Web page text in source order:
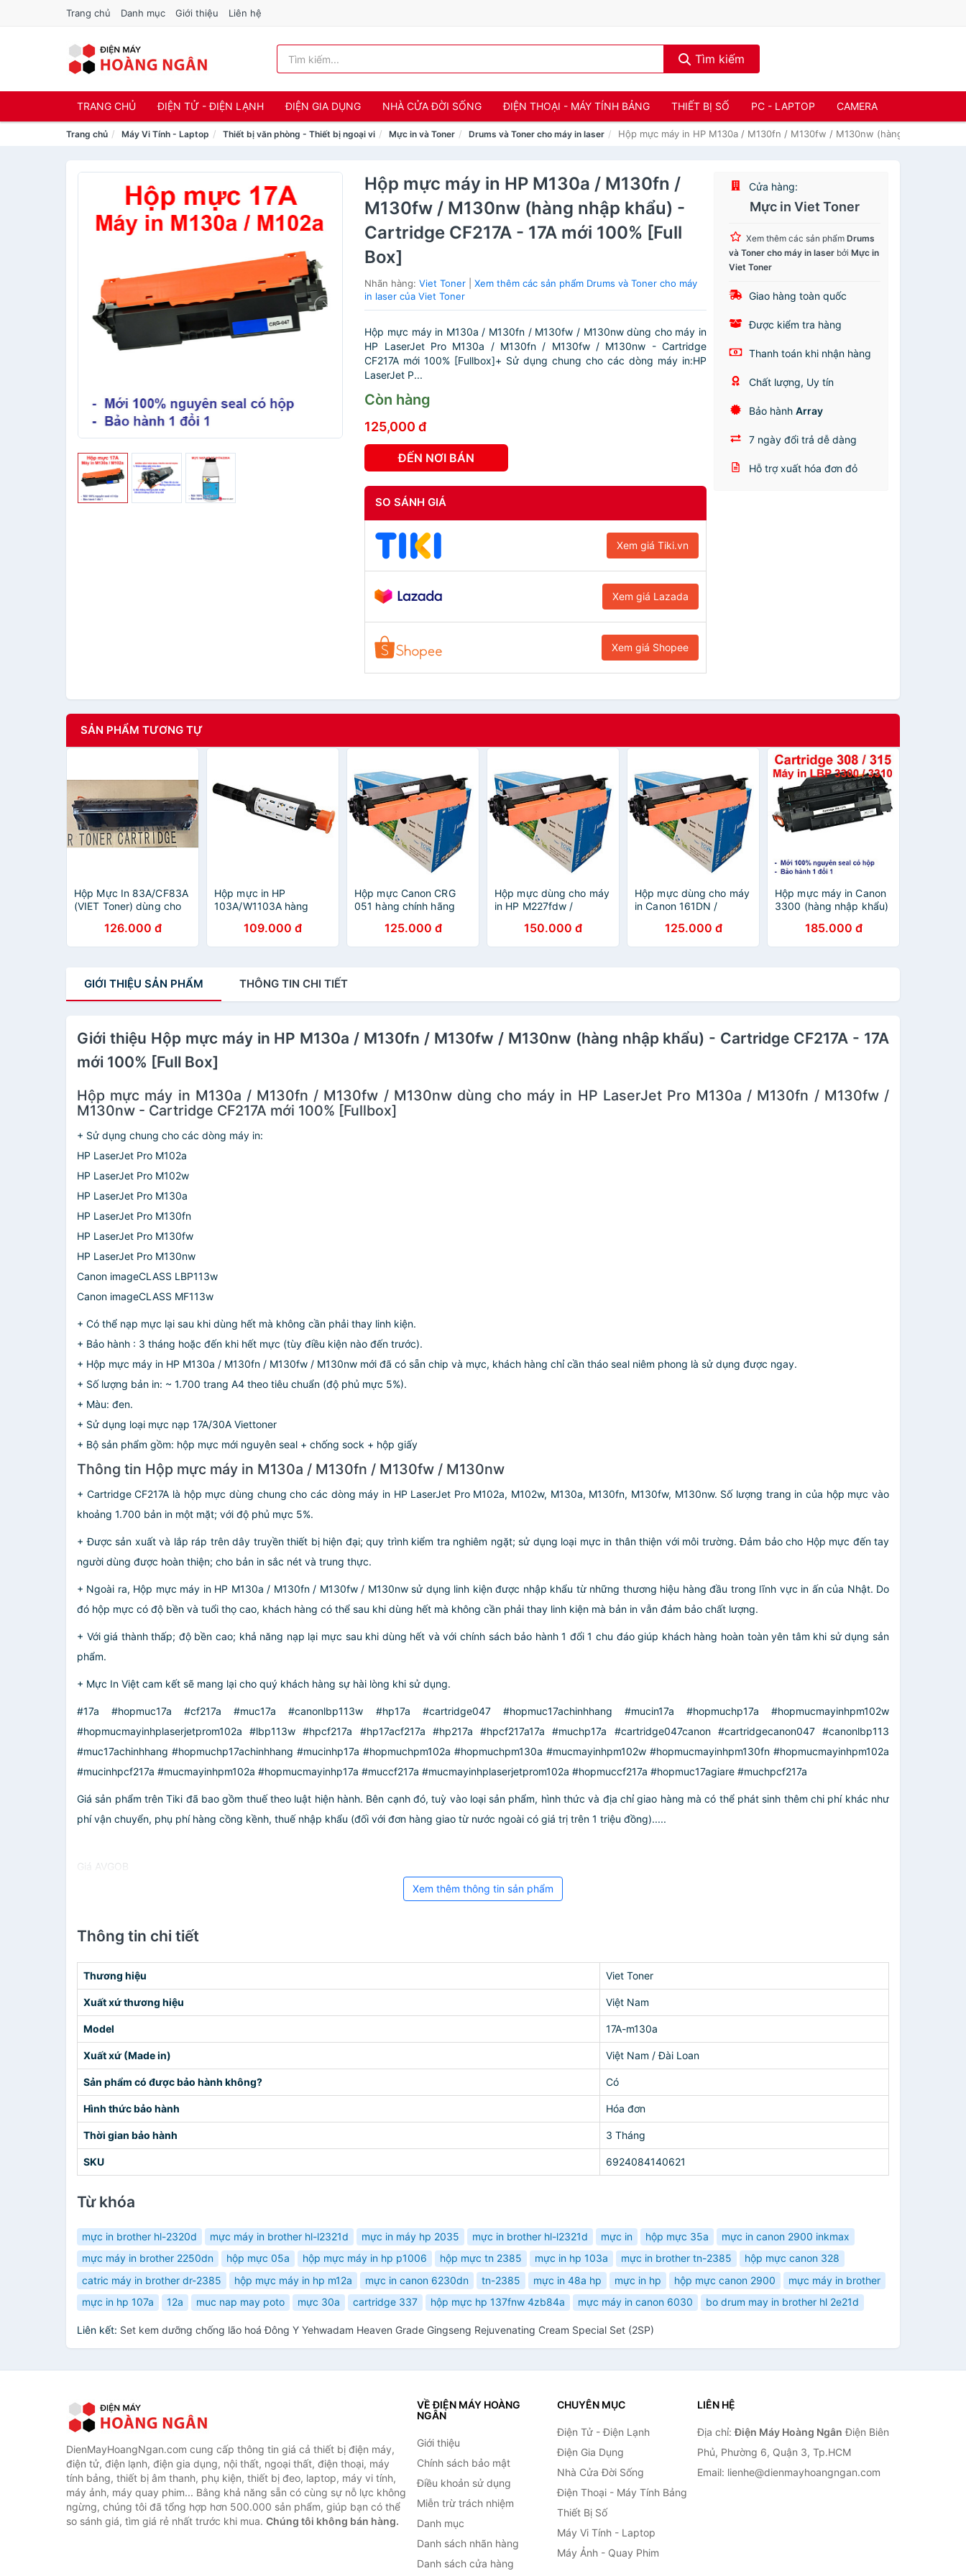
Trang chủ Danh mục Giới thiệu Liên hệ
Tìm kiếm
TRANG CHỦ ĐIỆN TỬ - ĐIỆN LẠNH ĐIỆN GIA DỤNG NHÀ CỬA ĐỜI SỐNG ĐIỆN THOẠI - MÁY TÍNH BẢNG THIẾT BỊ SỐ PC - LAPTOP CAMERA
Trang chủ Máy Vi Tính - Laptop Thiết bị văn phòng - Thiết bị ngoại vi Mực in và Toner Drums và Toner cho máy in laser Hộp mực máy in HP M130a / M130fn / M130fw / M130nw (hàng nhập khẩu) -
Hộp mực máy in HP M130a / M130fn /
M130fw / M130nw (hàng nhập khẩu) -
Cartridge CF217A - 17A mới 100% [Full
Box]
Nhãn hàng:Viet Toner |Xem thêm các sản phẩm Drums và Toner cho máy
in laser của Viet Toner
Hộp mực máy in M130a / M130fn / M130fw / M130nw dùng cho máy in
HP LaserJet Pro M130a / M130fn / M130fw / M130nw - Cartridge
CF217A mới 100% [Fullbox]+ Sử dụng chung cho các dòng máy in:HP
LaserJet P...
Còn hàng
125,000 đ
ĐẾN NƠI BÁN
SO SÁNH GIÁ
Xem giá Tiki.vn
Xem giá Lazada
Xem giá Shopee
Cửa hàng:
Mực in Viet Toner
Xem thêm các sản phẩmDrums
và Toner cho máy in laser bởiMực in
Viet Toner
Giao hàng toàn quốc
Được kiểm tra hàng
Thanh toán khi nhận hàng
Chất lượng, Uy tín
Bảo hànhArray
7 ngày đổi trả dễ dàng
Hỗ trợ xuất hóa đơn đỏ
SẢN PHẨM TƯƠNG TỰ
Hộp Mực In 83A/CF83A
(VIET Toner) dùng cho
125FW/ 125A/ 125nw/
M126/ M127/ M127FN/
hãng)
126.000 đ
Hộp mực in HP
103A/W1103A hàng
dùng cho máy in HP
Neverstop Laser 1000A,
109.000 đ
Hộp mực Canon CRG
051 hàng chính hãng
in Canon LBP 161dn,
LBP 162dw, MF266dn,
125.000 đ
Hộp mực dùng cho máy
in HP M227fdw /
M227fdn (Có VAT) hàng
chính hãng Viettoner -
150.000 đ
Hộp mực dùng cho máy
in Canon 161DN /
MF264DW / MF266DN /
MF269DW (Có VAT)
125.000 đ
Hộp mực máy in Canon
3300 (hàng nhập khẩu)
LBP 3300, 3360, 3370,
3310 - Cartridge 308 /
185.000 đ
GIỚI THIỆU SẢN PHẨM THÔNG TIN CHI TIẾT
Giới thiệu Hộp mực máy in HP M130a / M130fn / M130fw / M130nw (hàng nhập khẩu) - Cartridge CF217A - 17A
mới 100% [Full Box]
Hộp mực máy in M130a / M130fn / M130fw / M130nw dùng cho máy in HP LaserJet Pro M130a / M130fn / M130fw /
M130nw - Cartridge CF217A mới 100% [Fullbox]
+ Sử dụng chung cho các dòng máy in:
HP LaserJet Pro M102a
HP LaserJet Pro M102w
HP LaserJet Pro M130a
HP LaserJet Pro M130fn
HP LaserJet Pro M130fw
HP LaserJet Pro M130nw
Canon imageCLASS LBP113w
Canon imageCLASS MF113w
+ Có thể nạp mực lại sau khi dùng hết mà không cần phải thay linh kiện.
+ Bảo hành : 3 tháng hoặc đến khi hết mực (tùy điều kiện nào đến trước).
+ Hộp mực máy in HP M130a / M130fn / M130fw / M130nw mới đã có sẵn chip và mực, khách hàng chỉ cần tháo seal niêm phong là sử dụng được ngay.
+ Số lượng bản in: ~ 1.700 trang A4 theo tiêu chuẩn (độ phủ mực 5%).
+ Màu: đen.
+ Sử dụng loại mực nạp 17A/30A Viettoner
+ Bộ sản phẩm gồm: hộp mực mới nguyên seal + chống sock + hộp giấy
Thông tin Hộp mực máy in M130a / M130fn / M130fw / M130nw
+ Cartridge CF217A là hộp mực dùng chung cho các dòng máy in HP LaserJet Pro M102a, M102w, M130a, M130fn, M130fw, M130nw. Số lượng trang in của hộp mực vào
khoảng 1.700 bản in một mặt; với độ phủ mực 5%.
+ Được sản xuất và lắp ráp trên dây truyền thiết bị hiện đại; quy trình kiểm tra nghiêm ngặt; sử dụng loại mực in thân thiện với môi trường. Đảm bảo cho Hộp mực đến tay
người dùng được hoàn thiện; cho bản in sắc nét và trung thực.
+ Ngoài ra, Hộp mực máy in HP M130a / M130fn / M130fw / M130nw sử dụng linh kiện được nhập khẩu từ những thương hiệu hàng đầu trong lĩnh vực in ấn của Nhật. Do
đó hộp mực có độ bền và tuổi thọ cao, khách hàng có thể sau khi dùng hết mà không cần phải thay linh kiện mà bản in vẫn đảm bảo chất lượng.
+ Với giá thành thấp; độ bền cao; khả năng nạp lại mực sau khi dùng hết và với chính sách bảo hành 1 đổi 1 chu đáo giúp khách hàng hoàn toàn yên tâm khi sử dụng sản
phẩm.
+ Mực In Việt cam kết sẽ mang lại cho quý khách hàng sự hài lòng khi sử dụng.
#17a #hopmuc17a #cf217a #muc17a #canonlbp113w #hp17a #cartridge047 #hopmuc17achinhhang #mucin17a #hopmuchp17a #hopmucmayinhpm102w
#hopmucmayinhplaserjetprom102a #lbp113w #hpcf217a #hp17acf217a #hp217a #hpcf217a17a #muchp17a #cartridge047canon #cartridgecanon047 #canonlbp113
#muc17achinhhang #hopmuchp17achinhhang #mucinhp17a #hopmuchpm102a #hopmuchpm130a #mucmayinhpm102w #hopmucmayinhpm130fn #hopmucmayinhpm102a
#mucinhpcf217a #mucmayinhpm102a #hopmucmayinhp17a #muccf217a #mucmayinhplaserjetprom102a #hopmuccf217a #hopmuc17agiare #muchpcf217a
Giá sản phẩm trên Tiki đã bao gồm thuế theo luật hiện hành. Bên cạnh đó, tuỳ vào loại sản phẩm, hình thức và địa chỉ giao hàng mà có thể phát sinh thêm chi phí khác như
phí vận chuyển, phụ phí hàng cồng kềnh, thuế nhập khẩu (đối với đơn hàng giao từ nước ngoài có giá trị trên 1 triệu đồng).....
Giá AVGOB
Xem thêm thông tin sản phẩm
Thông tin chi tiết
Thương hiệu Viet Toner
Xuất xứ thương hiệu Việt Nam
Model 17A-m130a
Xuất xứ (Made in) Việt Nam / Đài Loan
Sản phẩm có được bảo hành không? Có
Hình thức bảo hành Hóa đơn
Thời gian bảo hành 3 Tháng
SKU 6924084140621
Từ khóa
mực in brother hl-2320d mực máy in brother hl-l2321d mực in máy hp 2035 mực in brother hl-l2321d mực in hộp mực 35a
mực in canon 2900 inkmax
mực máy in brother 2250dn
hộp mực 05a hộp mực máy in hp p1006 hộp mực tn 2385 mực in hp 103a mực in brother tn-2385
hộp mực canon 328
catric máy in brother dr-2385
hộp mực máy in hp m12a mực in canon 6230dn tn-2385 mực in 48a hp mực in hp hộp mực canon 2900
mực máy in brother
mực in hp 107a
12a muc nap may poto mực 30a cartridge 337 hộp mực hp 137fnw 4zb84a mực máy in canon 6030 bo drum may in brother hl 2e21d
Liên kết: Set kem dưỡng chống lão hoá Đông Y Yehwadam Heaven Grade Gingseng Rejuvenating Cream Special Set (2SP)
DienMayHoangNgan.com cung cấp thông tin giá cả thiết bị điện máy,
điện tử, điện lạnh, điện gia dụng, nội thất, ngoại thất, điện thoại, máy
tính bảng, thiết bị âm thanh, phụ kiện, thiết bị đeo, laptop, máy vi tính,
máy ảnh, máy quay phim... Bằng khả năng sẵn có cùng sự nỗ lực không
ngừng, chúng tôi đã tổng hợp hơn 500.000 sản phẩm, giúp bạn có thể
so sánh giá, tìm giá rẻ nhất trước khi mua. Chúng tôi không bán hàng.
VỀ ĐIỆN MÁY HOÀNG
NGÂN
Giới thiệu
Chính sách bảo mật
Điều khoản sử dụng
Miễn trừ trách nhiệm
Danh mục
Danh sách nhãn hàng
Danh sách cửa hàng
CHUYÊN MỤC
Điện Tử - Điện Lạnh
Điện Gia Dụng
Nhà Cửa Đời Sống
Điện Thoại - Máy Tính Bảng
Thiết Bị Số
Máy Vi Tính - Laptop
Máy Ảnh - Quay Phim
LIÊN HỆ
Địa chỉ:Điện Máy Hoàng Ngân Điện Biên
Phủ, Phường 6, Quận 3, Tp.HCM
Email: lienhe@dienmayhoangngan.com